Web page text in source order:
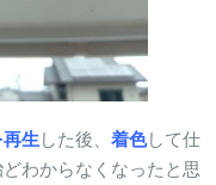
生した後、 着色して仕
わからなくなったと思